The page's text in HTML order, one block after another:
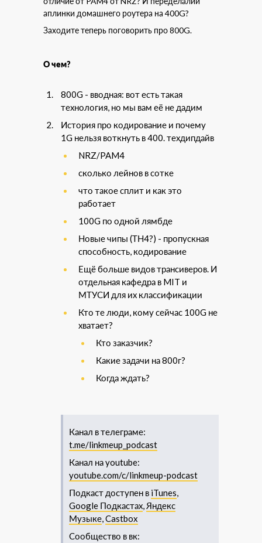
аплинки домашнего роутера на 400G?
Заходите теперь поговорить про 800G.
О чем?
800G - вводная: вот есть такая
технология, но мы вам её не дадим
История про кодирование и почему
1G нельзя воткнуть в 400. техдипдайв
NRZ/PAM4
сколько лейнов в сотке
что такое сплит и как это
работает
100G по одной лямбде
Новые чипы (ТН4?) - пропускная
способность, кодирование
Ещё больше видов трансиверов. И
отдельная кафедра в MIT и
МТУСИ для их классификации
Кто те люди, кому сейчас 100G не
хватает?
Кто заказчик?
Какие задачи на 800г?
Когда ждать?
Канал в телеграме:
t.me/linkmeup_podcast
Канал на youtube:
youtube.com/c/linkmeup-podcast
Подкаст доступен в iTunes,
Google Подкастах,Яндекс
Музыке,Castbox
Сообщество в вк: